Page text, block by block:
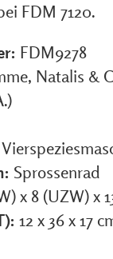
FDM 7120.
FDM9278
Natalis &
Sprossenrad
x 8 (UZW) x
12 x 36 x 17